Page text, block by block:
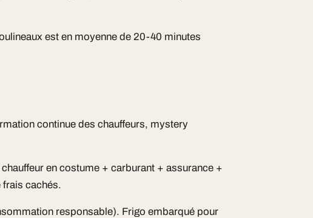
est en moyenne de 20-40 minutes
continue des chauffeurs, mystery
en costume + carburant + assurance +
frais cachés.
responsable). Frigo embarqué pour